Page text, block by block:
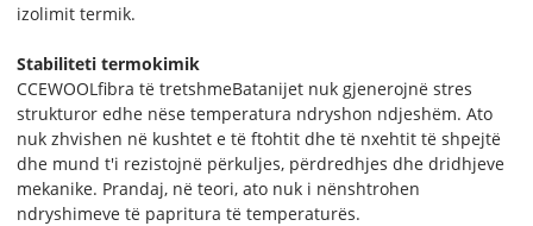
izolimit termik.
Stabiliteti termokimik
CCEWOOLfibra të tretshmeBatanijet nuk gjenerojnë stres
strukturor edhe nëse temperatura ndryshon ndjeshëm. Ato
nuk zhvishen në kushtet e të ftohtit dhe të nxehtit të shpejtë
dhe mund t'i rezistojnë përkuljes, përdredhjes dhe dridhjeve
mekanike. Prandaj, në teori, ato nuk i nënshtrohen
ndryshimeve të papritura të temperaturës.